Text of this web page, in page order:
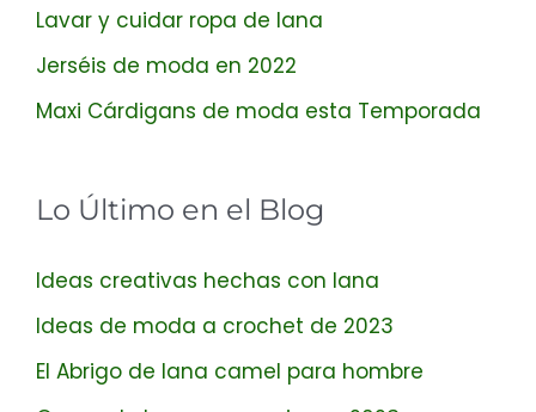
Lavar y cuidar ropa de lana
Jerséis de moda en 2022
Maxi Cárdigans de moda esta Temporada
Lo Último en el Blog
Ideas creativas hechas con lana
Ideas de moda a crochet de 2023
El Abrigo de lana camel para hombre